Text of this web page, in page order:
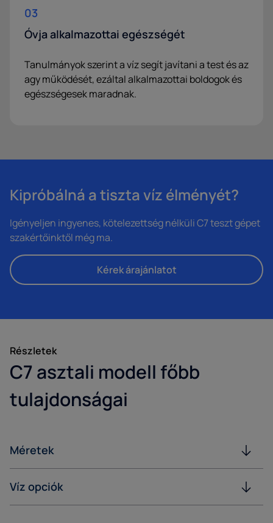
03
Óvja alkalmazottai egészségét
Tanulmányok szerint a víz segít javítani a test és az
agy működését, ezáltal alkalmazottai boldogok és
egészségesek maradnak.
Kipróbálná a tiszta víz élményét?
Igényeljen ingyenes, kötelezettség nélküli C7 teszt gépet
szakértőinktől még ma.
Kérek árajánlatot
Részletek
C7 asztali modell főbb
tulajdonságai
Méretek
Víz opciók